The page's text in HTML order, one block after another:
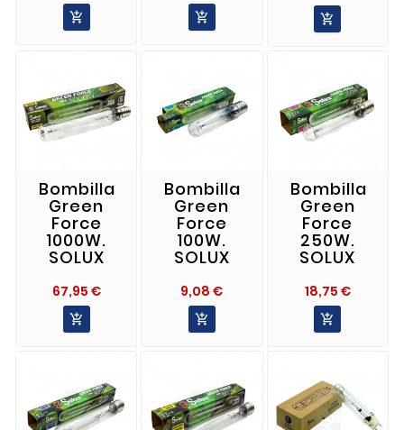
  
Bombilla
Green
Force
1000W.
SOLUX
67,95 €Precio

Bombilla
Green
Force
100W.
SOLUX
9,08 €Precio

Bombilla
Green
Force
250W.
SOLUX
18,75 €Precio
